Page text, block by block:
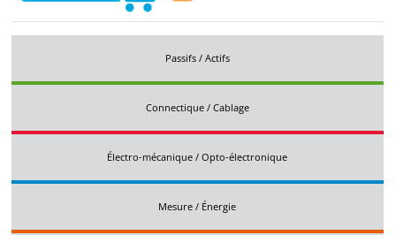
Passifs / Actifs
Connectique / Cablage
Électro-mécanique / Opto-électronique
Mesure / Énergie